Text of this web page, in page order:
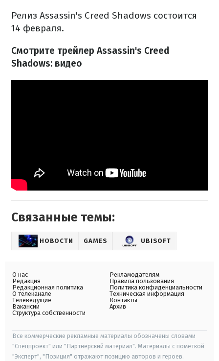
Релиз Assassin's Creed Shadows состоится
14 февраля.
Смотрите трейлер Assassin's Creed
Shadows: видео
Связанные темы:
НОВОСТИ GAMES UBISOFT
О нас
Редакция
Редакционная политика
О телеканале
Телеведущие
Вакансии
Структура собственности
Рекламодателям
Правила пользования
Политика конфиденциальности
Техническая информация
Контакты
Архив
Все коммерческие рекламные материалы обозначены словами
"Спецпроект" или "Партнерский материал". Материалы с пометкой
"Эксперт", "Позиция" отражают позицию авторов и героев.